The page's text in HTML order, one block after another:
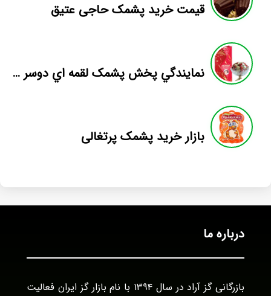
قیمت خرید پشمک حاجی عتیق
نمايندگي پخش پشمک لقمه اي دوسر پيچ
بازار خرید پشمک پرتغالی
درباره ما
بازرگانی گز آراد در سال ۱۳۹۴ با نام بازار گز ایران فعالیت